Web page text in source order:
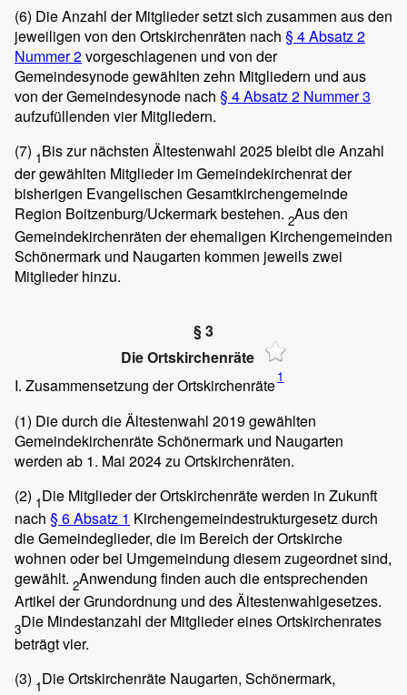
(6) Die Anzahl der Mitglieder setzt sich zusammen aus den
jeweiligen von den Ortskirchenräten nach § 4 Absatz 2
Nummer 2vorgeschlagenen und von der
Gemeindesynode gewählten zehn Mitgliedern und aus
von der Gemeindesynode nach § 4 Absatz 2 Nummer 3
aufzufüllenden vier Mitgliedern.
(7) 1Bis zur nächsten Ältestenwahl 2025 bleibt die Anzahl
der gewählten Mitglieder im Gemeindekirchenrat der
bisherigen Evangelischen Gesamtkirchengemeinde
Region Boitzenburg/Uckermark bestehen. 2Aus den
Gemeindekirchenräten der ehemaligen Kirchengemeinden
Schönermark und Naugarten kommen jeweils zwei
Mitglieder hinzu.
§ 3
Die Ortskirchenräte
I. Zusammensetzung der Ortskirchenräte1
(1) Die durch die Ältestenwahl 2019 gewählten
Gemeindekirchenräte Schönermark und Naugarten
werden ab 1. Mai 2024 zu Ortskirchenräten.
(2) 1Die Mitglieder der Ortskirchenräte werden in Zukunft
nach § 6 Absatz 1 Kirchengemeindestrukturgesetz durch
die Gemeindeglieder, die im Bereich der Ortskirche
wohnen oder bei Umgemeindung diesem zugeordnet sind,
gewählt. 2Anwendung finden auch die entsprechenden
Artikel der Grundordnung und des Ältestenwahlgesetzes.
3Die Mindestanzahl der Mitglieder eines Ortskirchenrates
beträgt vier.
(3) 1Die Ortskirchenräte Naugarten, Schönermark,